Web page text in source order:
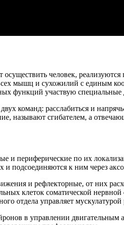
осуществить человек,
мышц и сухожилий с единым
функций участвую
команд: расслабиться и
называют сгибателем, а
и периферические по их
и подсоединяются к ним через
и рефлекторные, от них
клеток соматической
отдела управляет мускулатурой
в управлении